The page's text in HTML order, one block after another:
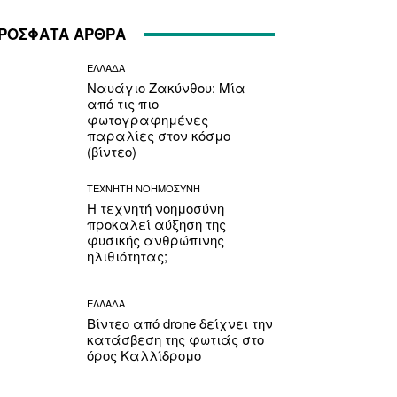
ΑΡΘΡΑ
ΕΛΛΑΔΑ
Ναυάγιο Ζακύνθου: Μία
από τις πιο
φωτογραφημένες
παραλίες στον κόσμο
(βίντεο)
ΤΕΧΝΗΤΗ ΝΟΗΜΟΣΥΝΗ
Η τεχνητή νοημοσύνη
προκαλεί αύξηση της
φυσικής ανθρώπινης
ηλιθιότητας;
ΕΛΛΑΔΑ
Βίντεο από drone δείχνει την
κατάσβεση της φωτιάς στο
όρος Καλλίδρομο